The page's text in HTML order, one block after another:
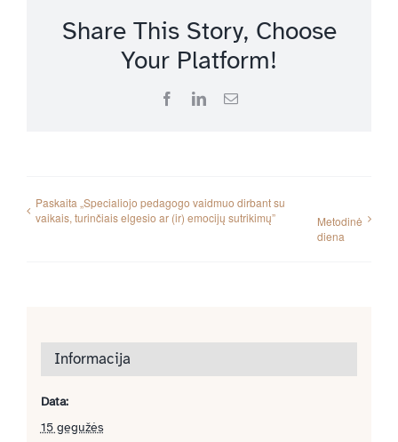
Share This Story, Choose
Your Platform!
FacebookLinkedInEmail
Paskaita „Specialiojo pedagogo vaidmuo dirbant su
vaikais, turinčiais elgesio ar (ir) emocijų sutrikimų”
Metodinė
diena
Informacija
Data:
15 gegužės